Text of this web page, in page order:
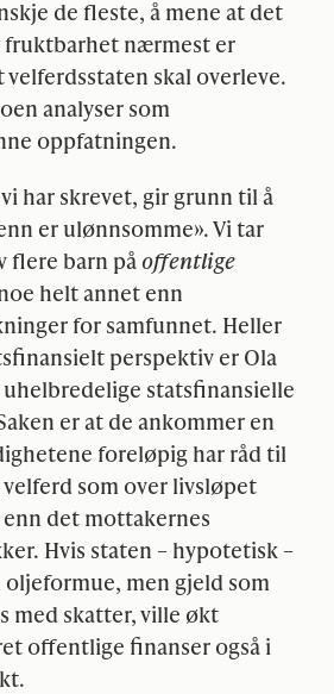
de fleste, å mene at det
fruktbarhet nærmest er
skal overleve.
analyser som
oppfatningen.
har skrevet, gir grunn til å
er ulønnsomme». Vi tar
flere barn påoffentlige
helt annet enn
for samfunnet. Heller
perspektiv er Ola
statsfinansielle
er at de ankommer en
foreløpig har råd til
som over livsløpet
det mottakernes
Hvis staten – hypotetisk –
men gjeld som
med skatter, ville økt
offentlige finanser også i